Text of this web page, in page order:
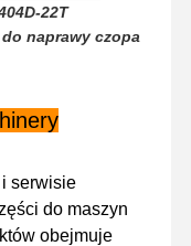
VR O Nas
22T
naprawy czopa
serwisie
do maszyn
obejmuje